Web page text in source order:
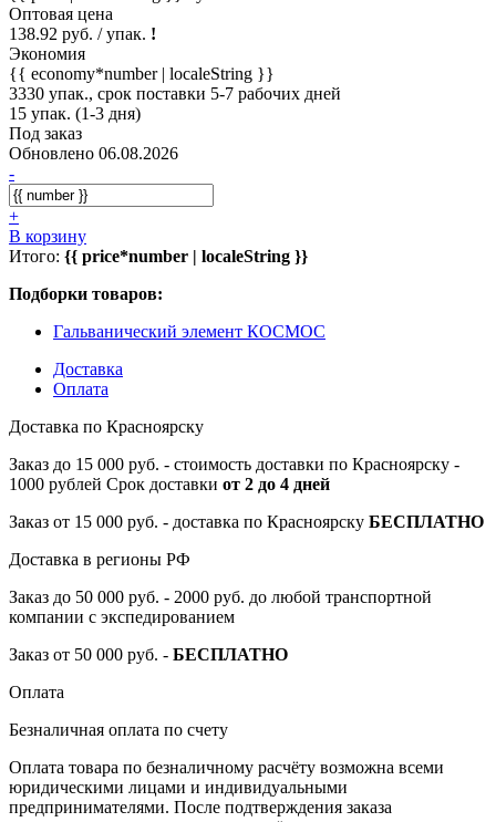
Оптовая цена
138.92 руб. / упак. !
Экономия
{{ economy*number | localeString }}
3330 упак., срок поставки 5-7 рабочих дней
15 упак. (1-3 дня)
Под заказ
Обновлено 06.08.2026
-
+
В корзину
Итого: {{ price*number | localeString }}
Подборки товаров:
Гальванический элемент КОСМОС
Доставка
Оплата
Доставка по Красноярску
Заказ до 15 000 руб. - стоимость доставки по Красноярску -
1000 рублей Срок доставки от 2 до 4 дней
Заказ от 15 000 руб. - доставка по Красноярску БЕСПЛАТНО
Доставка в регионы РФ
Заказ до 50 000 руб. - 2000 руб. до любой транспортной
компании с экспедированием
Заказ от 50 000 руб. - БЕСПЛАТНО
Оплата
Безналичная оплата по счету
Оплата товара по безналичному расчёту возможна всеми
юридическими лицами и индивидуальными
предпринимателями. После подтверждения заказа